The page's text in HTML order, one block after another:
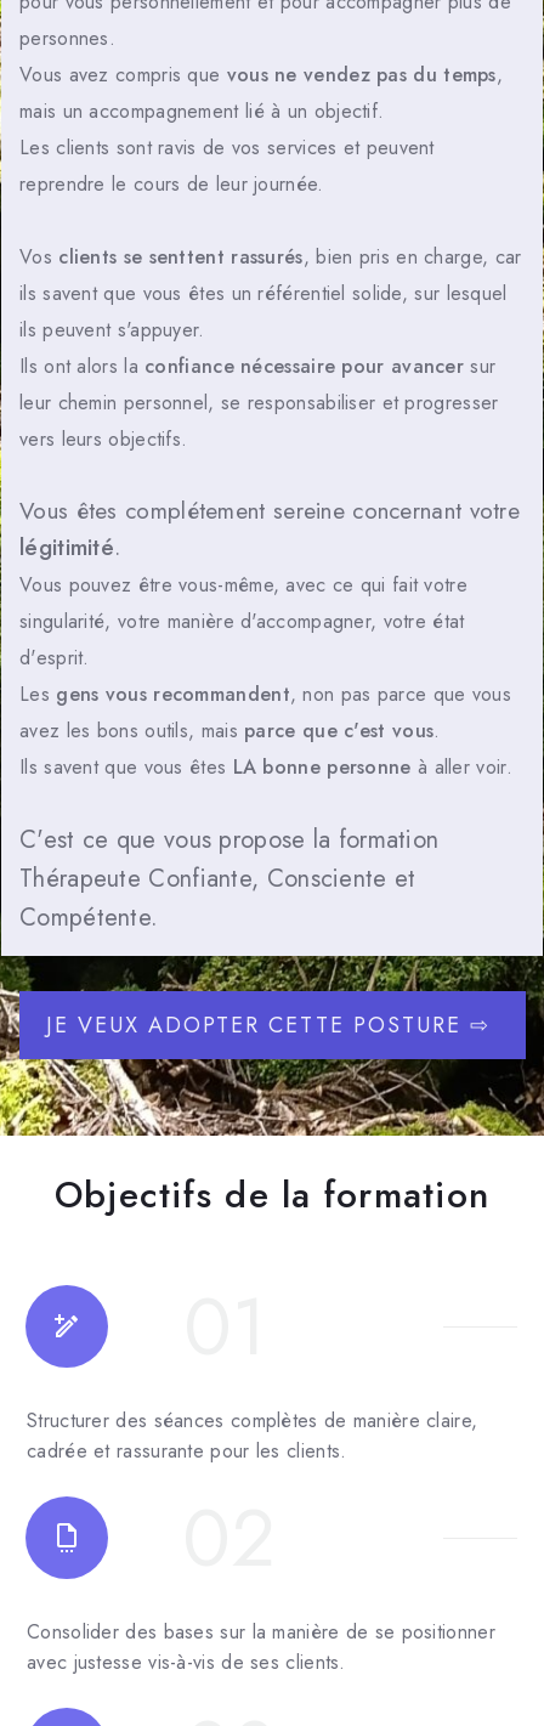
personnes.
Vous avez compris que vous ne vendez pas du temps,
mais un accompagnement lié à un objectif.
Les clients sont ravis de vos services et peuvent
reprendre le cours de leur journée.
Vos clients se senttent rassurés, bien pris en charge, car
ils savent que vous êtes un référentiel solide, sur lesquel
ils peuvent s'appuyer.
Ils ont alors la confiance nécessaire pour avancer sur
leur chemin personnel, se responsabiliser et progresser
vers leurs objectifs.
Vous êtes complétement sereine concernant votre
légitimité.
Vous pouvez être vous-même, avec ce qui fait votre
singularité, votre manière d'accompagner, votre état
d'esprit.
Les gens vous recommandent, non pas parce que vous
avez les bons outils, mais parce que c'est vous.
Ils savent que vous êtes LA bonne personne à aller voir.
C'est ce que vous propose la formation
Thérapeute Confiante, Consciente et
Compétente.
JE VEUX ADOPTER CETTE POSTURE ⇨
Objectifs de la formation
Structurer des séances complètes de manière claire,
cadrée et rassurante pour les clients.
Consolider des bases sur la manière de se positionner
avec justesse vis-à-vis de ses clients.